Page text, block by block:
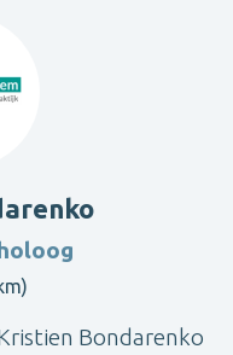
Bondarenko